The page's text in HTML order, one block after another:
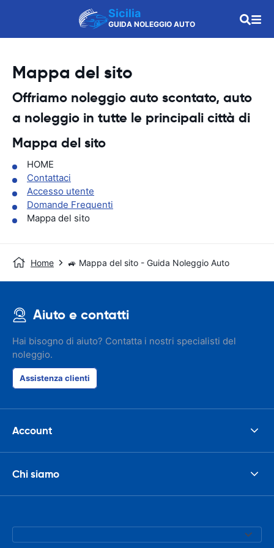
Sicilia
GUIDA NOLEGGIO AUTO
Mappa del sito
Offriamo noleggio auto scontato, auto
a noleggio in tutte le principali città di
Mappa del sito
HOME
Contattaci
Accesso utente
Domande Frequenti
Mappa del sito
Home 🚙 Mappa del sito - Guida Noleggio Auto
Aiuto e contatti
Hai bisogno di aiuto? Contatta i nostri specialisti del
noleggio.
Assistenza clienti
Account
Chi siamo